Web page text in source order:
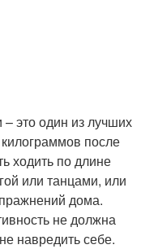
– это один из лучших
после
ходить по длине
или танцами, или
дома.
не должна
навредить себе.